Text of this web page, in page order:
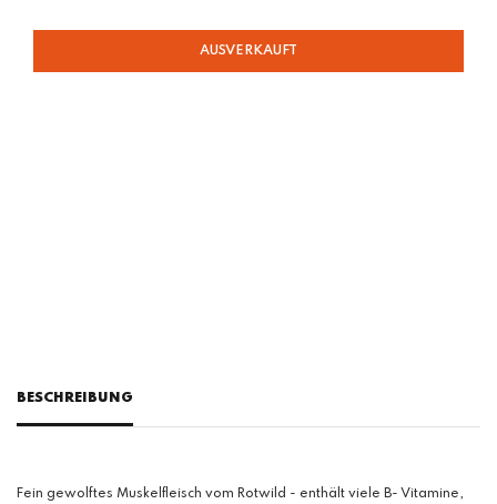
AUSVERKAUFT
BESCHREIBUNG
Fein gewolftes Muskelfleisch vom Rotwild - enthält viele B- Vitamine,